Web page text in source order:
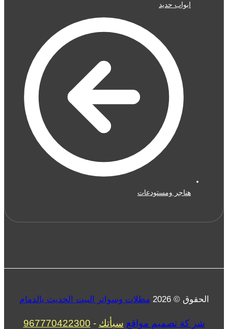
ابواب حديد
هناجر ومستودعات
الحقوق © 2026 مظلات وسواتر البيت الحديث بالدمام
شر كة تصميم مواقع سبأتك -
967770422300